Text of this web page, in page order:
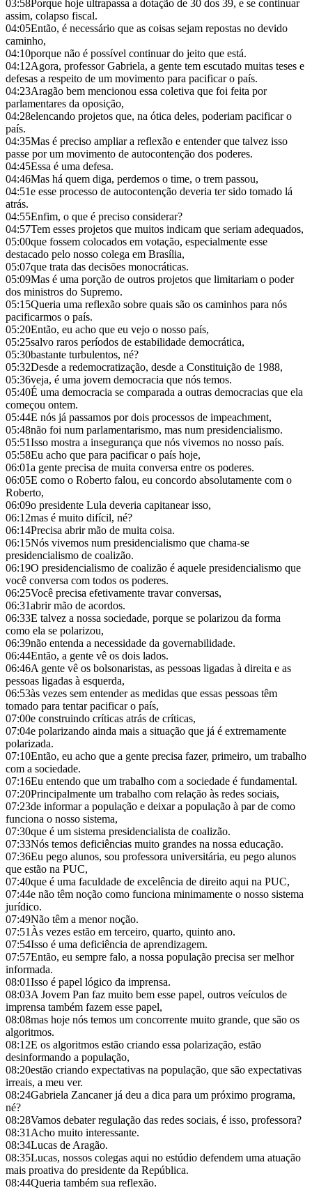
03:58Porque hoje ultrapassa a dotação de 30 dos 39, e se continuar
assim, colapso fiscal.
04:05Então, é necessário que as coisas sejam repostas no devido
caminho,
04:10porque não é possível continuar do jeito que está.
04:12Agora, professor Gabriela, a gente tem escutado muitas teses e
defesas a respeito de um movimento para pacificar o país.
04:23Aragão bem mencionou essa coletiva que foi feita por
parlamentares da oposição,
04:28elencando projetos que, na ótica deles, poderiam pacificar o
país.
04:35Mas é preciso ampliar a reflexão e entender que talvez isso
passe por um movimento de autocontenção dos poderes.
04:45Essa é uma defesa.
04:46Mas há quem diga, perdemos o time, o trem passou,
04:51e esse processo de autocontenção deveria ter sido tomado lá
atrás.
04:55Enfim, o que é preciso considerar?
04:57Tem esses projetos que muitos indicam que seriam adequados,
05:00que fossem colocados em votação, especialmente esse
destacado pelo nosso colega em Brasília,
05:07que trata das decisões monocráticas.
05:09Mas é uma porção de outros projetos que limitariam o poder
dos ministros do Supremo.
05:15Queria uma reflexão sobre quais são os caminhos para nós
pacificarmos o país.
05:20Então, eu acho que eu vejo o nosso país,
05:25salvo raros períodos de estabilidade democrática,
05:30bastante turbulentos, né?
05:32Desde a redemocratização, desde a Constituição de 1988,
05:36veja, é uma jovem democracia que nós temos.
05:40É uma democracia se comparada a outras democracias que ela
começou ontem.
05:44E nós já passamos por dois processos de impeachment,
05:48não foi num parlamentarismo, mas num presidencialismo.
05:51Isso mostra a insegurança que nós vivemos no nosso país.
05:58Eu acho que para pacificar o país hoje,
06:01a gente precisa de muita conversa entre os poderes.
06:05E como o Roberto falou, eu concordo absolutamente com o
Roberto,
06:09o presidente Lula deveria capitanear isso,
06:12mas é muito difícil, né?
06:14Precisa abrir mão de muita coisa.
06:15Nós vivemos num presidencialismo que chama-se
presidencialismo de coalizão.
06:19O presidencialismo de coalizão é aquele presidencialismo que
você conversa com todos os poderes.
06:25Você precisa efetivamente travar conversas,
06:31abrir mão de acordos.
06:33E talvez a nossa sociedade, porque se polarizou da forma
como ela se polarizou,
06:39não entenda a necessidade da governabilidade.
06:44Então, a gente vê os dois lados.
06:46A gente vê os bolsonaristas, as pessoas ligadas à direita e as
pessoas ligadas à esquerda,
06:53às vezes sem entender as medidas que essas pessoas têm
tomado para tentar pacificar o país,
07:00e construindo críticas atrás de críticas,
07:04e polarizando ainda mais a situação que já é extremamente
polarizada.
07:10Então, eu acho que a gente precisa fazer, primeiro, um trabalho
com a sociedade.
07:16Eu entendo que um trabalho com a sociedade é fundamental.
07:20Principalmente um trabalho com relação às redes sociais,
07:23de informar a população e deixar a população à par de como
funciona o nosso sistema,
07:30que é um sistema presidencialista de coalizão.
07:33Nós temos deficiências muito grandes na nossa educação.
07:36Eu pego alunos, sou professora universitária, eu pego alunos
que estão na PUC,
07:40que é uma faculdade de excelência de direito aqui na PUC,
07:44e não têm noção como funciona minimamente o nosso sistema
jurídico.
07:49Não têm a menor noção.
07:51Às vezes estão em terceiro, quarto, quinto ano.
07:54Isso é uma deficiência de aprendizagem.
07:57Então, eu sempre falo, a nossa população precisa ser melhor
informada.
08:01Isso é papel lógico da imprensa.
08:03A Jovem Pan faz muito bem esse papel, outros veículos de
imprensa também fazem esse papel,
08:08mas hoje nós temos um concorrente muito grande, que são os
algoritmos.
08:12E os algoritmos estão criando essa polarização, estão
desinformando a população,
08:20estão criando expectativas na população, que são expectativas
irreais, a meu ver.
08:24Gabriela Zancaner já deu a dica para um próximo programa,
né?
08:28Vamos debater regulação das redes sociais, é isso, professora?
08:31Acho muito interessante.
08:34Lucas de Aragão.
08:35Lucas, nossos colegas aqui no estúdio defendem uma atuação
mais proativa do presidente da República.
08:44Queria também sua reflexão.